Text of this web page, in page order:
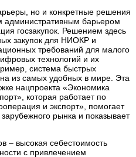
но и конкретные решения
барьером
госзакупок. Решением здесь
закупок для НИОКР и
требований для малого
технологий и их
система быстрых
из самых удобных в мире. Эта
нацпроекта «Экономика
которая работает по
и экспорт», помогает
рынка и показывает
– высокая себестоимость
с привлечением